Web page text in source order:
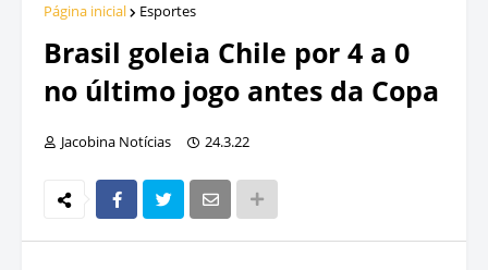
Página inicial Esportes
Brasil goleia Chile por 4 a 0
no último jogo antes da Copa
Jacobina Notícias 24.3.22